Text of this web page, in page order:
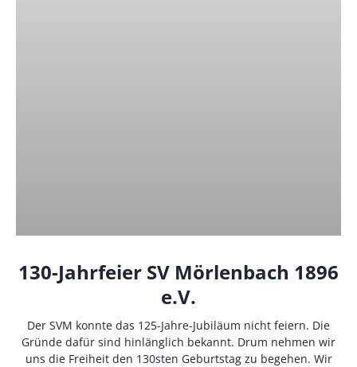
130-Jahrfeier SV Mörlenbach 1896
e.V.
Der SVM konnte das 125-Jahre-Jubiläum nicht feiern. Die
Gründe dafür sind hinlänglich bekannt. Drum nehmen wir
uns die Freiheit den 130sten Geburtstag zu begehen. Wir